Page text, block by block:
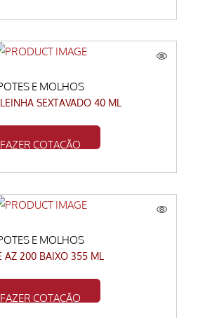
E MOLHOS
SEXTAVADO 40 ML
FAZER COTAÇÃO
E MOLHOS
AZ 200 BAIXO 355 ML
FAZER COTAÇÃO